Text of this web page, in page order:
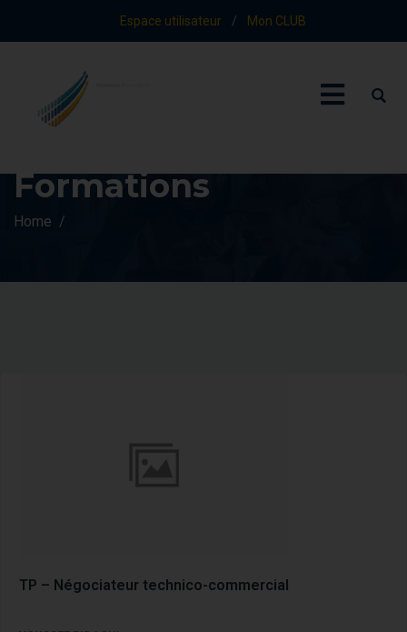
Espace utilisateur / Mon CLUB
Formations
Home
TP – Négociateur technico-commercial